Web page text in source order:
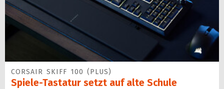
CORSAIR SKIFF 100 (PLUS)
Spiele-Tastatur setzt auf alte Schule